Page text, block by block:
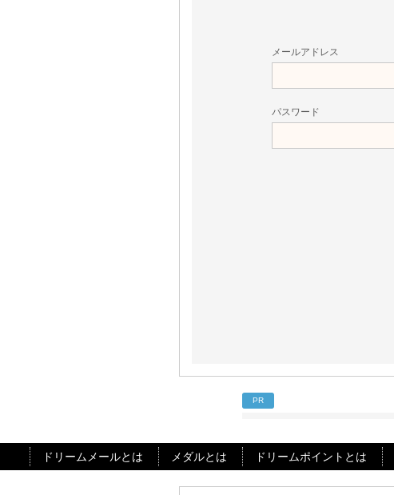
メールアドレス
パスワード
PR
ドリームメールとは メダルとは ドリームポイントとは